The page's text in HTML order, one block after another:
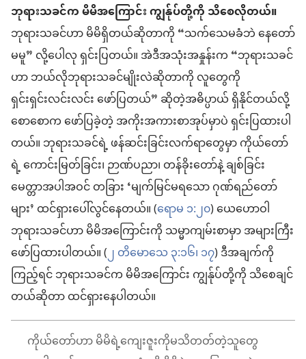
ဘုရားသခင်က မိမိအကြောင်း ကျွန်ုပ်တို့ကို သိစေလိုတယ်။
ဘုရားသခင်ဟာ မိမိရှိတယ်ဆိုတာကို “သက်သေမခံဘဲ နေတော်
မမူ” လို့ပေါလု ရှင်းပြတယ်။ အဲဒီအသုံးအနှုန်းက “ဘုရားသခင်
ဟာ ဘယ်လိုဘုရားသခင်မျိုးလဲဆိုတာကို လူတွေကို
ရှင်းရှင်းလင်းလင်း ဖော်ပြတယ်” ဆိုတဲ့အဓိပ္ပာယ် ရှိနိုင်တယ်လို့
စောစောက ဖော်ပြခဲ့တဲ့ အကိုးအကားစာအုပ်မှာပဲ ရှင်းပြထားပါ
တယ်။ ဘုရားသခင်ရဲ့ ဖန်ဆင်းခြင်းလက်ရာတွေမှာ ကိုယ်တော်
ရဲ့ ကောင်းမြတ်ခြင်း၊ ဉာဏ်ပညာ၊ တန်ခိုးတော်နဲ့ ချစ်ခြင်း
မေတ္တာအပါအဝင် တခြား ‘မျက်မြင်မရသော ဂုဏ်ရည်တော်
များ’ ထင်ရှားပေါ်လွင်နေတယ်။ (ရောမ ၁:၂၀) ယေဟောဝါ
ဘုရားသခင်ဟာ မိမိအကြောင်းကို သမ္မာကျမ်းစာမှာ အများကြီး
ဖော်ပြထားပါတယ်။ (၂ တိမောသေ ၃:၁၆၊ ၁၇) ဒီအချက်ကို
ကြည့်ရင် ဘုရားသခင်က မိမိအကြောင်း ကျွန်ုပ်တို့ကို သိစေချင်
တယ်ဆိုတာ ထင်ရှားနေပါတယ်။
ကိုယ်တော်ဟာ မိမိရဲ့ကျေးဇူးကိုမသိတတ်တဲ့သူတွေ